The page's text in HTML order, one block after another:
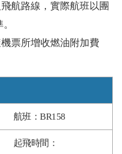
航路線，實際航班以團
票所增收燃油附加費
BR158